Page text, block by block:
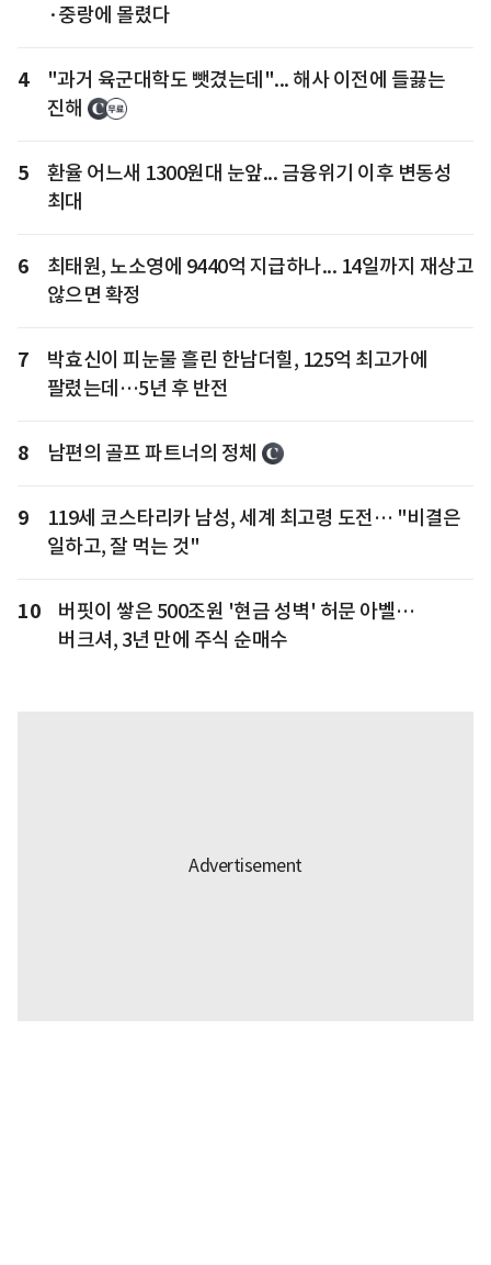
·중랑에 몰렸다
4
"과거 육군대학도 뺏겼는데"... 해사 이전에 들끓는
진해
5
환율 어느새 1300원대 눈앞... 금융위기 이후 변동성
최대
6
최태원, 노소영에 9440억 지급하나... 14일까지 재상고
않으면 확정
7
박효신이 피눈물 흘린 한남더힐, 125억 최고가에
팔렸는데…5년 후 반전
8 남편의 골프 파트너의 정체
9
119세 코스타리카 남성, 세계 최고령 도전… "비결은
일하고, 잘 먹는 것"
10
버핏이 쌓은 500조원 '현금 성벽' 허문 아벨…
버크셔, 3년 만에 주식 순매수